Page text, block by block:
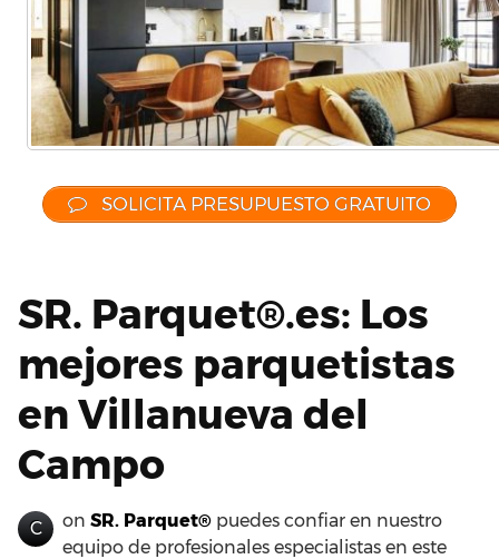
SOLICITA PRESUPUESTO GRATUITO
SR. Parquet®.es: Los
mejores parquetistas
en Villanueva del
Campo
C on SR. Parquet® puedes confiar en nuestro
equipo de profesionales especialistas en este